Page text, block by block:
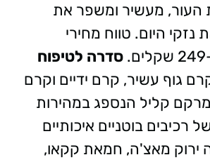
העור, מעשיר ומשפר את
נזקי היום. טווח מחירי
סדרה לטיפוח
גוף עשיר, קרם ידיים וקרם
קליל הנספג במהירות
רכיבים בוטניים איכותיים
ירוק מאצ'ה, חמאת קקאו,